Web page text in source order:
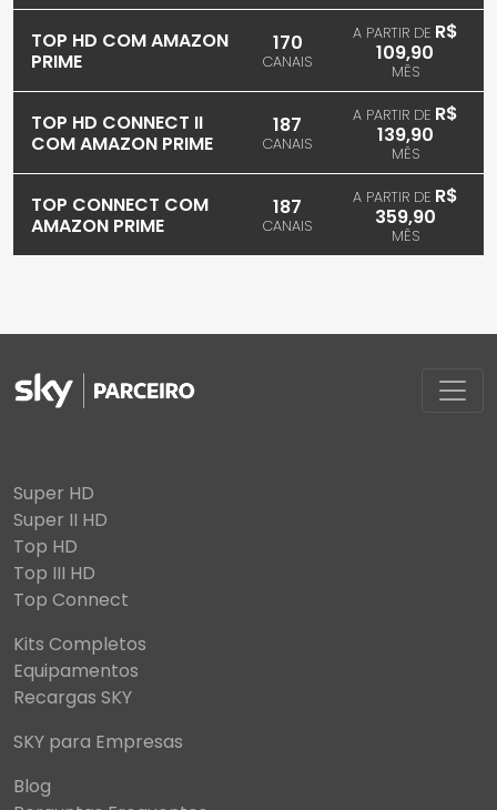
TOP HD COM AMAZON
PRIME
170
CANAIS
A PARTIR DE R$
109,90
MÊS
TOP HD CONNECT II
COM AMAZON PRIME
187
CANAIS
A PARTIR DE R$
139,90
MÊS
TOP CONNECT COM
AMAZON PRIME
187
CANAIS
A PARTIR DE R$
359,90
MÊS
Super HD
Super II HD
Top HD
Top III HD
Top Connect
Kits Completos
Equipamentos
Recargas SKY
SKY para Empresas
Blog